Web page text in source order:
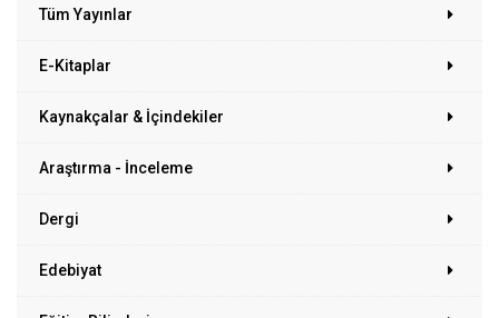
Tüm Yayınlar
E-Kitaplar
Kaynakçalar & İçindekiler
Araştırma - İnceleme
Dergi
Edebiyat